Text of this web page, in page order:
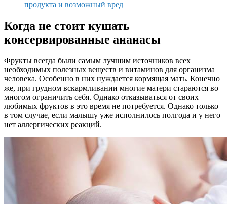
продукта и возможный вред
Когда не стоит кушать
консервированные ананасы
Фрукты всегда были самым лучшим источников всех
необходимых полезных веществ и витаминов для организма
человека. Особенно в них нуждается кормящая мать. Конечно
же, при грудном вскармливании многие матери стараются во
многом ограничить себя. Однако отказываться от своих
любимых фруктов в это время не потребуется. Однако только
в том случае, если малышу уже исполнилось полгода и у него
нет аллергических реакций.